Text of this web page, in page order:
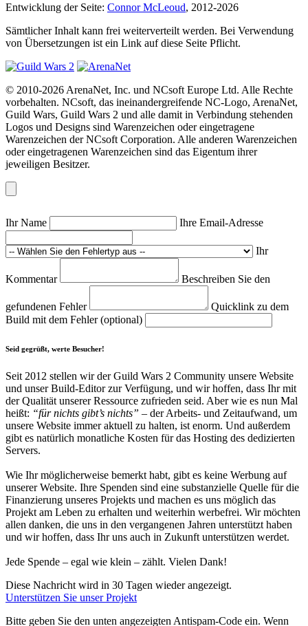
Entwicklung der Seite: Connor McLeoud, 2012-2026
Sämtlicher Inhalt kann frei weiterverteilt werden. Bei Verwendung
von Übersetzungen ist ein Link auf diese Seite Pflicht.
© 2010-2026 ArenaNet, Inc. und NCsoft Europe Ltd. Alle Rechte
vorbehalten. NCsoft, das ineinandergreifende NC-Logo, ArenaNet,
Guild Wars, Guild Wars 2 und alle damit in Verbindung stehenden
Logos und Designs sind Warenzeichen oder eingetragene
Warenzeichen der NCsoft Corporation. Alle anderen Warenzeichen
oder eingetragenen Warenzeichen sind das Eigentum ihrer
jeweiligen Besitzer.
Ihr Name Ihre Email-Adresse
Ihr
Kommentar Beschreiben Sie den
gefundenen Fehler
Quicklink zu dem
Build mit dem Fehler (optional)
Seid gegrüßt, werte Besucher!
Seit 2012 stellen wir der Guild Wars 2 Community unsere Website
und unser Build-Editor zur Verfügung, und wir hoffen, dass Ihr mit
der Qualität unserer Ressource zufrieden seid. Aber wie es nun Mal
heißt: “für nichts gibt’s nichts” – der Arbeits- und Zeitaufwand, um
unsere Website immer aktuell zu halten, ist enorm. Und außerdem
gibt es natürlich monatliche Kosten für das Hosting des dedizierten
Servers.
Wie Ihr möglicherweise bemerkt habt, gibt es keine Werbung auf
unserer Website. Ihre Spenden sind eine substanzielle Quelle für die
Finanzierung unseres Projekts und machen es uns möglich das
Projekt am Leben zu erhalten und weiterhin werbefrei. Wir möchten
allen danken, die uns in den vergangenen Jahren unterstützt haben
und wir hoffen, dass Ihr uns auch in Zukunft unterstützen werdet.
Jede Spende – egal wie klein – zählt. Vielen Dank!
Diese Nachricht wird in 30 Tagen wieder angezeigt.
Unterstützen Sie unser Projekt
Bitte geben Sie den unten angezeigten Antispam-Code ein. Wenn